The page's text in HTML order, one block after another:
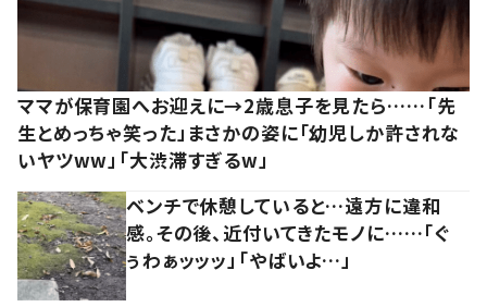
ママが保育園へお迎えに→2歳息子を見たら……「先
生とめっちゃ笑った」まさかの姿に「幼児しか許されな
いヤツww」「大渋滞すぎるw」
ベンチで休憩していると…遠方に違和
感。その後、近付いてきたモノに……「ぐ
ぅわぁッッッ」「やばいよ…」